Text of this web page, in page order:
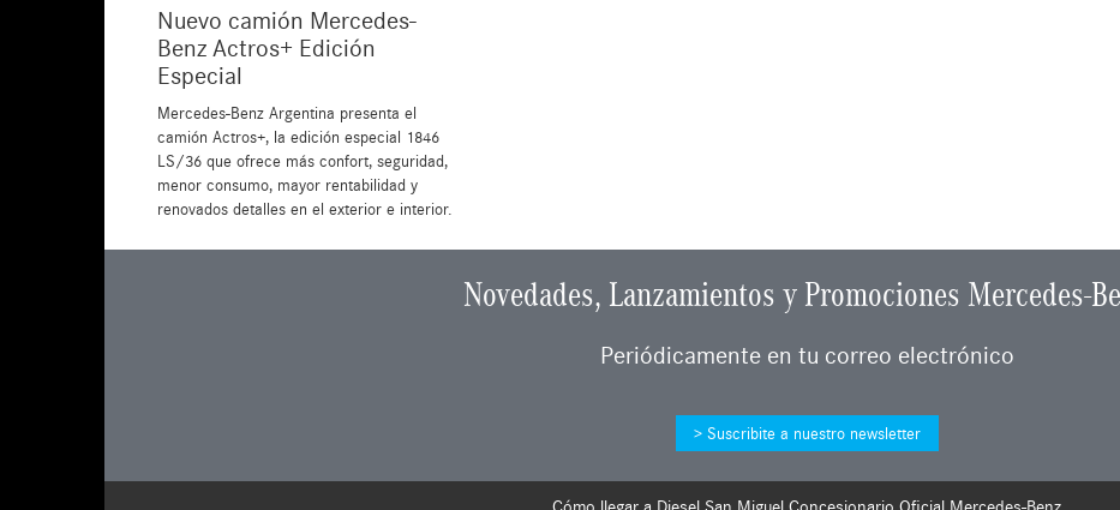
Nuevo camión Mercedes-
Benz Actros+ Edición
Especial
Mercedes-Benz Argentina presenta el
camión Actros+, la edición especial 1846
LS/36 que ofrece más confort, seguridad,
menor consumo, mayor rentabilidad y
renovados detalles en el exterior e interior.
Novedades, Lanzamientos y Promociones Mercedes-
Periódicamente en tu correo electrónico
Suscribite a nuestro newsletter
Cómo llegar a Diesel San Miguel Concesionario Oficial Mercedes-Benz